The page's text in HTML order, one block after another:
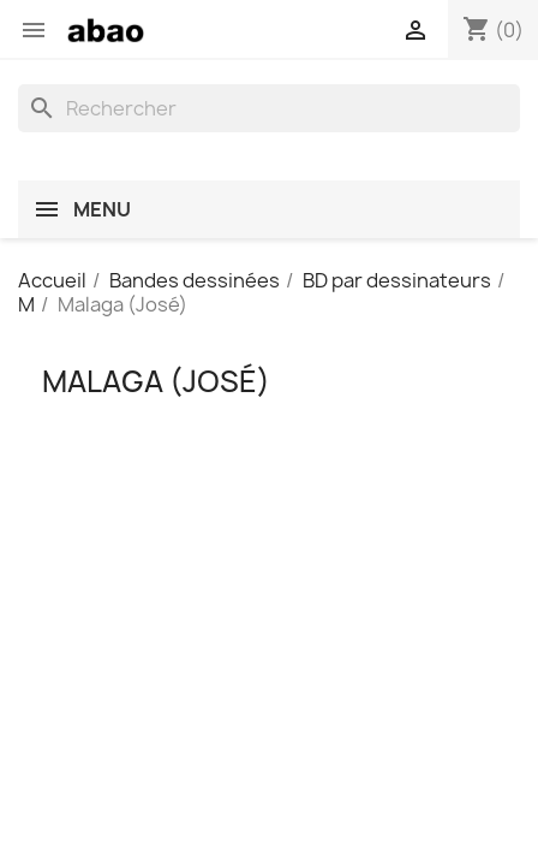
 shopping_cart (0)

search
MENU
Accueil Bandes dessinées
BD par dessinateurs
M
Malaga (José)
MALAGA (JOSÉ)